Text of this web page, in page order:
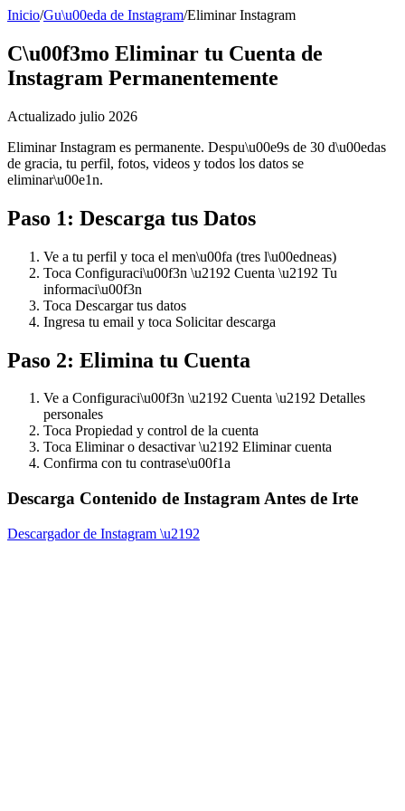
Inicio/Gu\u00eda de Instagram/Eliminar Instagram
C\u00f3mo Eliminar tu Cuenta de
Instagram Permanentemente
Actualizado julio 2026
Eliminar Instagram es permanente. Despu\u00e9s de 30 d\u00edas
de gracia, tu perfil, fotos, videos y todos los datos se
eliminar\u00e1n.
Paso 1: Descarga tus Datos
Ve a tu perfil y toca el men\u00fa (tres l\u00edneas)
Toca Configuraci\u00f3n \u2192 Cuenta \u2192 Tu
informaci\u00f3n
Toca Descargar tus datos
Ingresa tu email y toca Solicitar descarga
Paso 2: Elimina tu Cuenta
Ve a Configuraci\u00f3n \u2192 Cuenta \u2192 Detalles
personales
Toca Propiedad y control de la cuenta
Toca Eliminar o desactivar \u2192 Eliminar cuenta
Confirma con tu contrase\u00f1a
Descarga Contenido de Instagram Antes de Irte
Descargador de Instagram \u2192